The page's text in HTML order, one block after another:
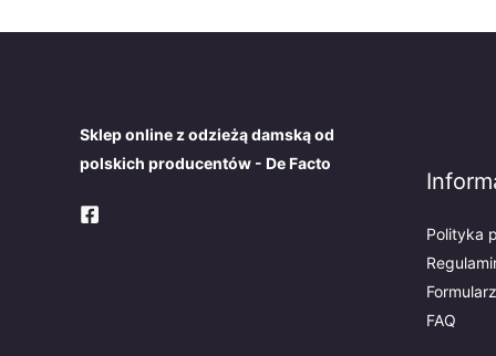
Sklep online z odzieżą damską od
polskich producentów - De Facto
Polityka
FAQ